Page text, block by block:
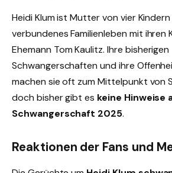
Heidi Klum ist Mutter von vier
verbundenes Familienleben mit ihren
Ehemann Tom Kaulitz. Ihre bisherigen
Schwangerschaften und ihre
machen sie oft zum Mittelpunkt von
doch bisher gibt es keine Hinweise
Schwangerschaft 2025.
Reaktionen der Fans und